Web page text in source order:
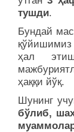
тушди.
Бундай
қўйишимиз
ҳал
ҳаққи йўқ.
Шунинг
бўлиб,